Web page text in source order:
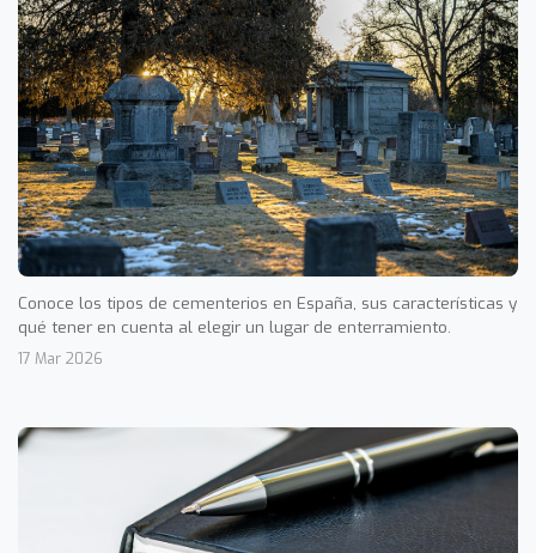
Conoce los tipos de cementerios en España, sus características y
qué tener en cuenta al elegir un lugar de enterramiento.
17 Mar 2026